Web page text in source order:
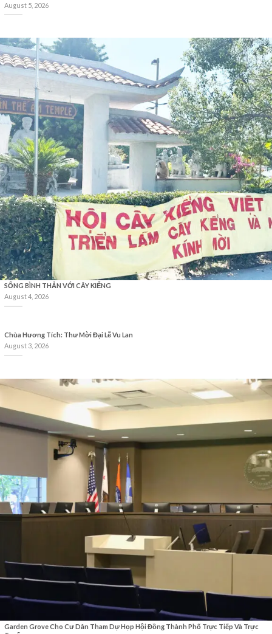
August 5, 2026
SỐNG BÌNH THẢN VỚI CÂY KIỂNG
August 4, 2026
Chùa Hương Tích: Thư Mời Đại Lễ Vu Lan
August 3, 2026
Garden Grove Cho Cư Dân Tham Dự Họp Hội Đồng Thành Phố Trực Tiếp Và Trực